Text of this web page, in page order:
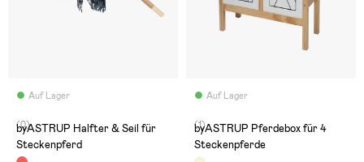
Auf Lager
(0)
byASTRUP Halfter & Seil für
Steckenpferd
Auf Lager
(1)
byASTRUP Pferdebox für 4
Steckenpferde